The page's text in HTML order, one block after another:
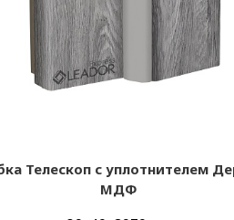
Телескоп с уплотнителем
МДФ